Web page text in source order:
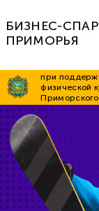
БИЗНЕС-
ПРИМОРЬЯ
при
физической
Приморского